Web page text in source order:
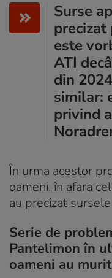
Surse
precizat
este
ATI
din
similar:
privind
În urma acestor
oameni, în afara
au precizat
Serie de
Pantelimon în
oameni au